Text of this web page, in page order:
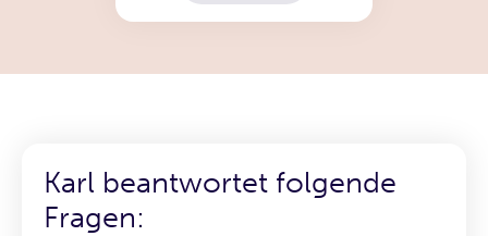
Karl beantwortet folgende
Fragen: